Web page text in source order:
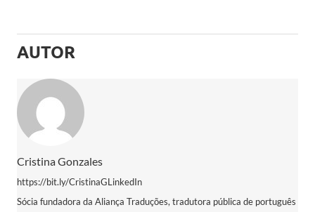
AUTOR
Cristina Gonzales
https://bit.ly/CristinaGLinkedIn
Sócia fundadora da Aliança Traduções, tradutora pública de português